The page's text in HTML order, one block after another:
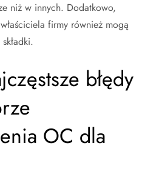
niż w innych. Dodatkowo,
firmy również mogą
błędy
OC dla